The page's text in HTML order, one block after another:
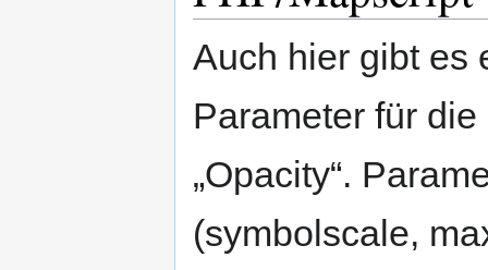
Auch hier gibt es
Parameter für
„Opacity“.
(symbolscale,